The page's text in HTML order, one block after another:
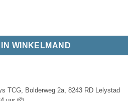
IN WINKELMAND
TCG, Bolderweg 2a, 8243 RD Lelystad